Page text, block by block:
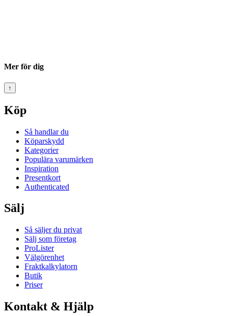
Mer för dig
↑
Köp
Så handlar du
Köparskydd
Kategorier
Populära varumärken
Inspiration
Presentkort
Authenticated
Sälj
Så säljer du privat
Sälj som företag
ProLister
Välgörenhet
Fraktkalkylatorn
Butik
Priser
Kontakt & Hjälp